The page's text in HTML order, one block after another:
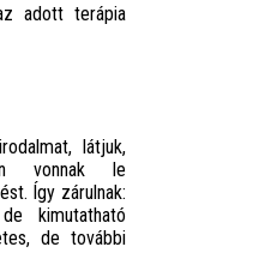
adott terápia
látjuk,
vonnak le
Így zárulnak:
kimutatható
de további